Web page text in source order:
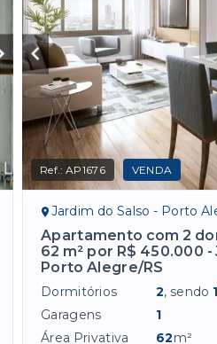
Ref.:AP1676 VENDA
Jardim do Salso - Porto
Apartamento com 2
62 m² por R$ 450.000
Porto Alegre/RS
Dormitórios 2, sendo 1
Garagens
1
Área Privativa
62m²